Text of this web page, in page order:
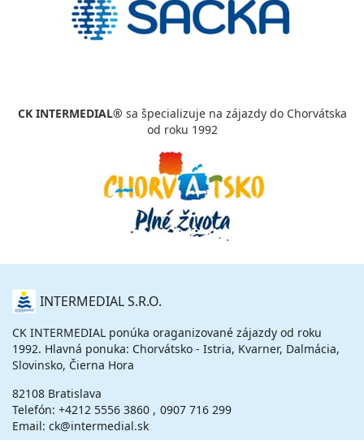
CK INTERMEDIAL® sa špecializuje na zájazdy do Chorvátska
od roku 1992
O
NÁS INTERMEDIAL S.R.O.
CK INTERMEDIAL ponúka oraganizované zájazdy od roku
1992. Hlavná ponuka: Chorvátsko - Istria, Kvarner, Dalmácia,
Slovinsko, Čierna Hora
82108 Bratislava
Telefón: +4212 5556 3860
0907 716 299
Email: ck@intermedial.sk